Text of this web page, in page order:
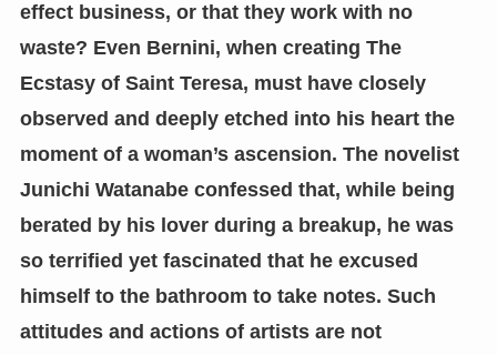
effect business, or that they work with no
waste? Even Bernini, when creating The
Ecstasy of Saint Teresa, must have closely
observed and deeply etched into his heart the
moment of a woman’s ascension. The novelist
Junichi Watanabe confessed that, while being
berated by his lover during a breakup, he was
so terrified yet fascinated that he excused
himself to the bathroom to take notes. Such
attitudes and actions of artists are not